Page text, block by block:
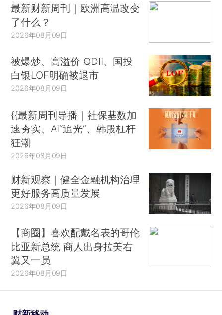
最新财新周刊｜欧洲高温改变
了什么？
2026年08月09日
被爆炒、高溢价 QDII、国投
白银LOF明确被退市
2026年08月09日
{{最新周刊导播｜社保基数加
速夯实、AI“追光”、韩股杠杆
狂潮
2026年08月09日
财新观察｜健全金融机构治理
更好服务高质量发展
2026年08月09日
【商圈】喜欢配戴名表的哥伦
比亚新总统 商人出身拉美右
翼又一员
2026年08月09日